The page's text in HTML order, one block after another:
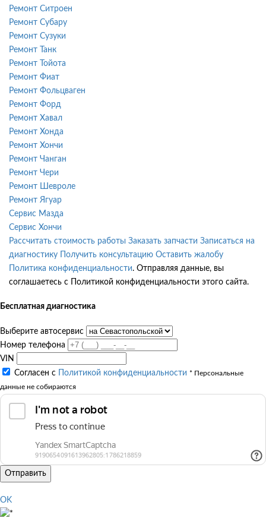
Ремонт Ситроен
Ремонт Субару
Ремонт Сузуки
Ремонт Танк
Ремонт Тойота
Ремонт Фиат
Ремонт Фольцваген
Ремонт Форд
Ремонт Хавал
Ремонт Хонда
Ремонт Хончи
Ремонт Чанган
Ремонт Чери
Ремонт Шевроле
Ремонт Ягуар
Сервис Мазда
Сервис Хончи
Рассчитать стоимость работы Заказать запчасти Записаться на
диагностику
Получить консультацию Оставить жалобу
Политика конфиденциальности. Отправляя данные, вы
соглашаетесь с Политикой конфиденциальности этого сайта.
Бесплатная диагностика
Выберите автосервис
Номер телефона
VIN
Согласен с
Политикой конфиденциальности * Персональные
данные не собираются
Отправить
OK